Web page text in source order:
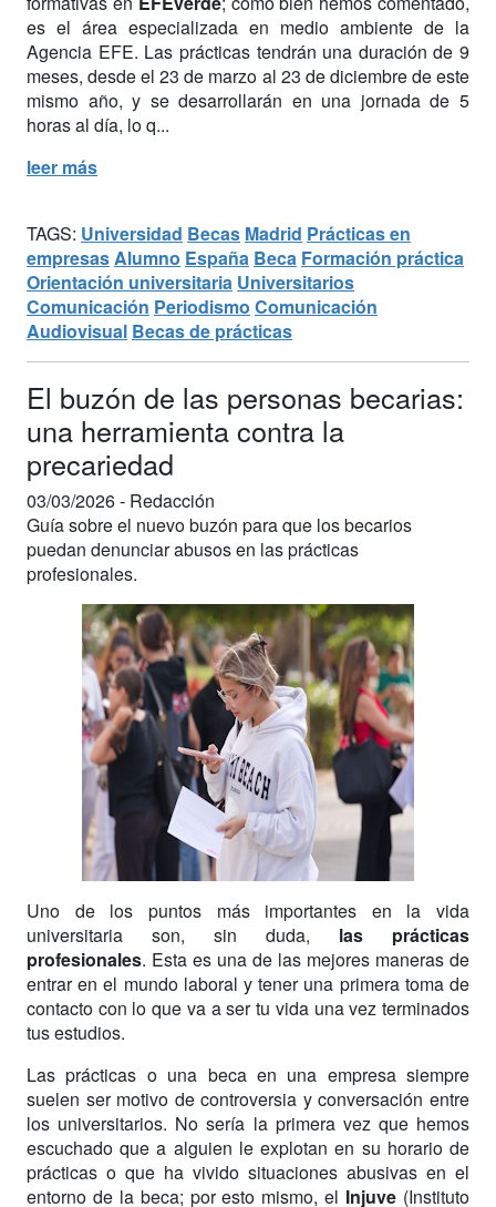
es el área especializada en medio ambiente de la
Agencia EFE. Las prácticas tendrán una duración de 9
meses, desde el 23 de marzo al 23 de diciembre de este
mismo año, y se desarrollarán en una jornada de 5
horas al día, lo q...
leer más
TAGS: Universidad Becas Madrid Prácticas en
empresasAlumno España Beca Formación práctica
Orientación universitaria Universitarios
Comunicación Periodismo Comunicación
Audiovisual Becas de prácticas
El buzón de las personas becarias:
una herramienta contra la
precariedad
03/03/2026 - Redacción
Guía sobre el nuevo buzón para que los becarios
puedan denunciar abusos en las prácticas
profesionales.
Uno de los puntos más importantes en la vida
universitaria son, sin duda, las prácticas
profesionales. Esta es una de las mejores maneras de
entrar en el mundo laboral y tener una primera toma de
contacto con lo que va a ser tu vida una vez terminados
tus estudios.
Las prácticas o una beca en una empresa siempre
suelen ser motivo de controversia y conversación entre
los universitarios. No sería la primera vez que hemos
escuchado que a alguien le explotan en su horario de
prácticas o que ha vivido situaciones abusivas en el
entorno de la beca; por esto mismo, el Injuve (Instituto